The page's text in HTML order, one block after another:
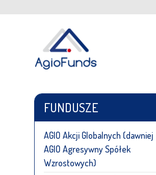
FUNDUSZE
AGIO Akcji Globalnych (dawniej
AGIO Agresywny Spółek
Wzrostowych)